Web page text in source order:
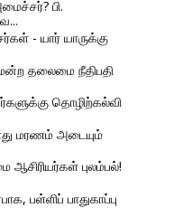
பி.
- யார் யாருக்கு
தலைமை நீதிபதி
தொழிற்கல்வி
மரணம் அடையும்
ஆசிரியர்கள் புலம்பல்!
பள்ளிப் பாதுகாப்பு